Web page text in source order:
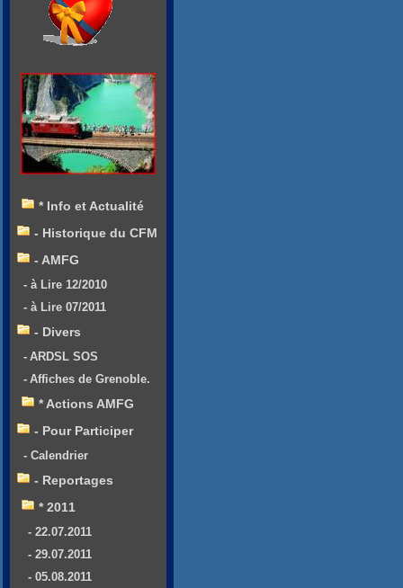
* Info et Actualité
- Historique du CFM
- AMFG
- à Lire 12/2010
- à Lire 07/2011
- Divers
- ARDSL SOS
- Affiches de Grenoble.
* Actions AMFG
- Pour Participer
- Calendrier
- Reportages
* 2011
- 22.07.2011
- 29.07.2011
- 05.08.2011